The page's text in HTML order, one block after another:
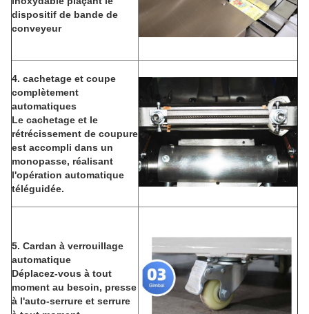
dispositif de bande de
conveyeur
4. cachetage et coupe
complètement
automatiques
Le cachetage et le
rétrécissement de coupure
est accompli dans un
monopasse, réalisant
l'opération automatique
téléguidée.
5. Cardan à verrouillage
automatique
Déplacez-vous à tout
moment au besoin, presse
à l'auto-serrure et serrure